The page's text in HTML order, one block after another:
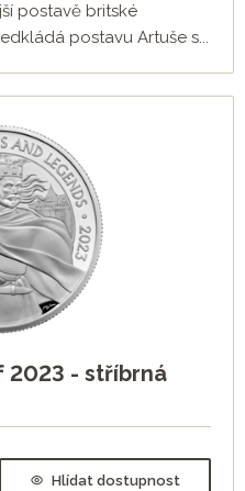
postavě britské
postavu Artuše s...
2023 - stříbrná
Hlídat dostupnost